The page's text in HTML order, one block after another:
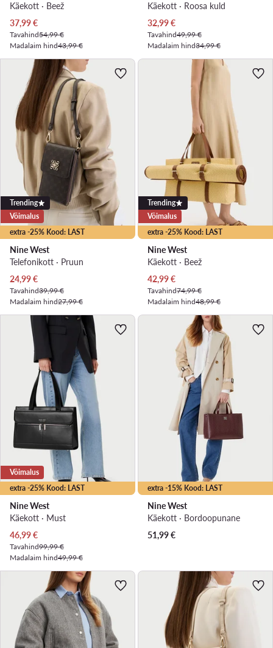
Käekott · Beež
Praegune hind
37,99€
Tavahind54,99 €
Madalaim hind43,99 €
Käekott · Roosa kuld
Praegune hind
32,99€
Tavahind49,99 €
Madalaim hind34,99 €
extra -25% Kood: LAST
Trending
Võimalus
Nine West
Telefonikott · Pruun
Praegune hind
24,99€
Tavahind39,99 €
Madalaim hind27,99 €
extra -25% Kood: LAST
Trending
Võimalus
Nine West
Käekott · Beež
Praegune hind
42,99€
Tavahind74,99 €
Madalaim hind48,99 €
extra -25% Kood: LAST
Võimalus
Nine West
Käekott · Must
Praegune hind
46,99€
Tavahind99,99 €
Madalaim hind49,99 €
extra -15% Kood: LAST
Nine West
Käekott · Bordoopunane
51,99€